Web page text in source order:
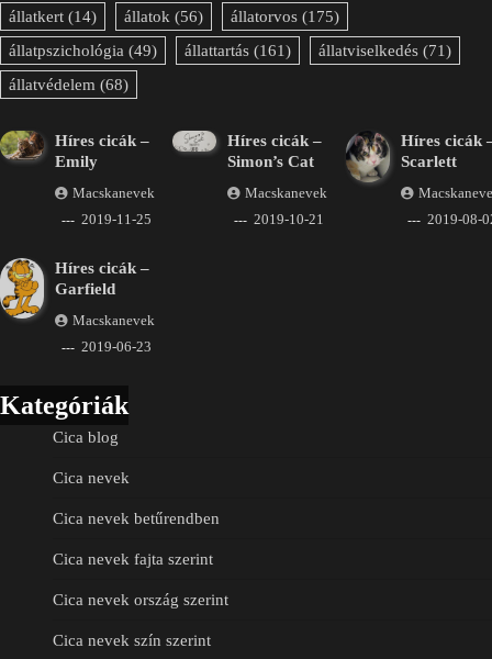
állatkert (14) állatok (56) állatorvos (175)
állatpszichológia (49) állattartás (161) állatviselkedés (71)
állatvédelem (68)
Híres cicák –
Emily
Macskanevek
2019-11-25
Híres cicák –
Simon’s Cat
Macskanevek
2019-10-21
Híres cicák
Scarlett
2019-08-
Híres cicák –
Garfield
Macskanevek
2019-06-23
Kategóriák
Cica blog
Cica nevek
Cica nevek betűrendben
Cica nevek fajta szerint
Cica nevek ország szerint
Cica nevek szín szerint